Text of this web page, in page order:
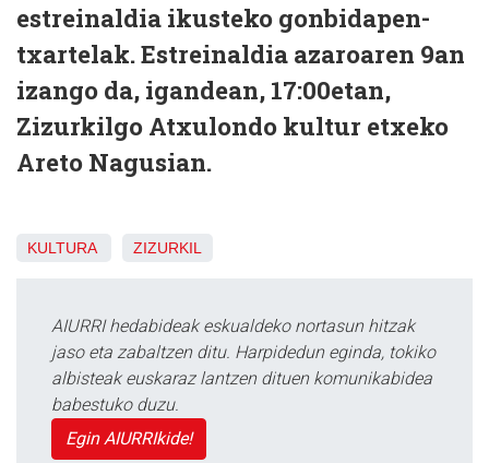
estreinaldia ikusteko gonbidapen-
txartelak. Estreinaldia azaroaren 9an
izango da, igandean, 17:00etan,
Zizurkilgo Atxulondo kultur etxeko
Areto Nagusian.
KULTURA ZIZURKIL
AIURRI hedabideak eskualdeko nortasun hitzak
jaso eta zabaltzen ditu. Harpidedun eginda, tokiko
albisteak euskaraz lantzen dituen komunikabidea
babestuko duzu.
Egin AIURRIkide!